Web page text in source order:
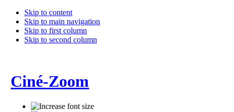
Skip to content
Skip to main navigation
Skip to first column
Skip to second column
Ciné-Zoom